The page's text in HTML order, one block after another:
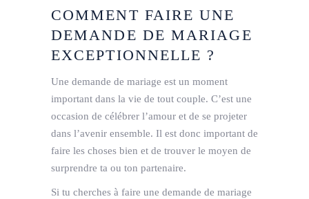
COMMENT FAIRE UNE
DEMANDE DE MARIAGE
EXCEPTIONNELLE ?
Une demande de mariage est un moment
important dans la vie de tout couple. C’est une
occasion de célébrer l’amour et de se projeter
dans l’avenir ensemble. Il est donc important de
faire les choses bien et de trouver le moyen de
surprendre ta ou ton partenaire.
Si tu cherches à faire une demande de mariage